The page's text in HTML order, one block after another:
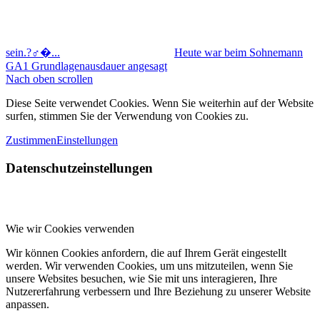
sein.?‍♂�...
Heute war beim Sohnemann
GA1 Grundlagenausdauer angesagt
Nach oben scrollen
Diese Seite verwendet Cookies. Wenn Sie weiterhin auf der Website
surfen, stimmen Sie der Verwendung von Cookies zu.
ZustimmenEinstellungen
Datenschutzeinstellungen
Wie wir Cookies verwenden
Wir können Cookies anfordern, die auf Ihrem Gerät eingestellt
werden. Wir verwenden Cookies, um uns mitzuteilen, wenn Sie
unsere Websites besuchen, wie Sie mit uns interagieren, Ihre
Nutzererfahrung verbessern und Ihre Beziehung zu unserer Website
anpassen.